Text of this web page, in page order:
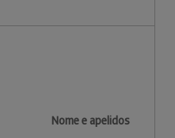
Nome e apelidos